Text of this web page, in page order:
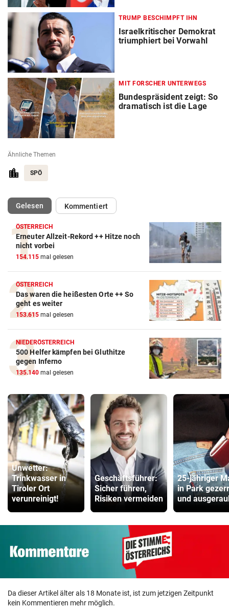
TRUMP BESCHIMPFT IHN
Israelkritischer Demokrat
triumphiert bei Vorwahl
MIT FORSCHER UNTERWEGS
Bundespräsident zeigt: So
dramatisch ist die Lage
Ähnliche Themen
SPÖ
Gelesen(ausgewählt)Kommentiert
ÖSTERREICH
Erneuter Allzeit-Rekord ++ Hitze noch
nicht vorbei
154.115 mal gelesen
ÖSTERREICH
Das waren die heißesten Orte ++ So
geht es weiter
153.615 mal gelesen
NIEDERÖSTERREICH
500 Helfer kämpfen bei Gluthitze
gegen Inferno
135.140 mal gelesen
Unwetter:
Trinkwasser in
Tiroler Ort
verunreinigt!
Geschäftsführer:
Sicher führen,
Risiken vermeiden
25-jähriger
in Park
und
Da dieser Artikel älter als 18 Monate ist, ist zum jetzigen Zeitpunkt
kein Kommentieren mehr möglich.